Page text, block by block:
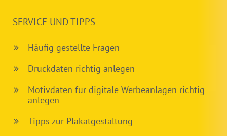
SERVICE UND TIPPS
Häufig gestellte Fragen
Druckdaten richtig anlegen
Motivdaten für digitale Werbeanlagen richtig
anlegen
Tipps zur Plakatgestaltung